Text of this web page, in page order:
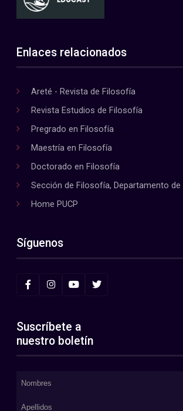
Enlaces relacionados
Areté - Revista de Filosofía
Revista Estudios de Filosofía
Pregrado en Filosofía
Maestría en Filosofía
Doctorado en Filosofía
Sección de Filosofía, Departamento de
Home PUCP
Síguenos
Suscríbete a
nuestro boletín